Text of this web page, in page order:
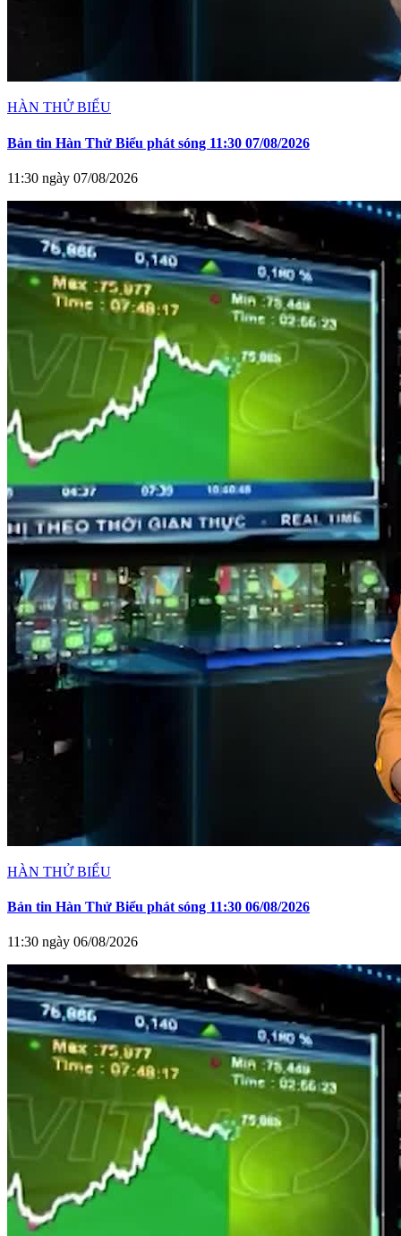
HÀN THỬ BIỂU
Bản tin Hàn Thử Biểu phát sóng 11:30 07/08/2026
11:30 ngày 07/08/2026
HÀN THỬ BIỂU
Bản tin Hàn Thử Biểu phát sóng 11:30 06/08/2026
11:30 ngày 06/08/2026